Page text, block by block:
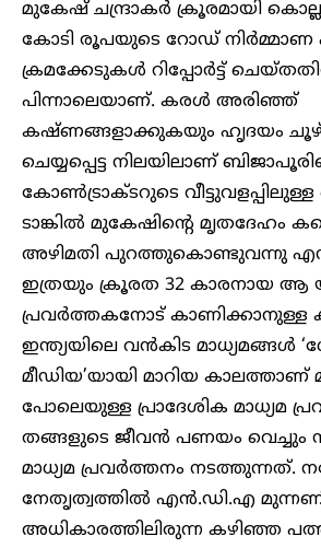
മുകേഷ് ചന്ദ്രാകർ ക്രൂരമായി
കോടി രൂപയുടെ റോഡ് നിർമ്മാണ
ക്രമക്കേടുകൾ റിപ്പോർട്ട്
പിന്നാലെയാണ്. കരൾ അരിഞ്ഞ്
കഷ്ണങ്ങളാക്കുകയും ഹൃദയം
ചെയ്യപ്പെട്ട നിലയിലാണ്
കോൺട്രാക്ടറുടെ വീട്ടുവളപ്പിലുള്ള
ടാങ്കിൽ മുകേഷിന്റെ മ‍ൃതദേഹം
അഴിമതി പുറത്തുകൊണ്ടുവന്നു
ഇത്രയും ക്രൂരത 32 കാരനായ ആ
പ്രവർത്തകനോട് കാണിക്കാനുള്ള
ഇന്ത്യയിലെ വൻകിട മാധ്യമങ്ങൾ
മീഡിയ’യായി മാറിയ
പോലെയുള്ള പ്രാദേശിക മാധ്യമ
തങ്ങളുടെ ജീവൻ പണയം വെച്ചും
മാധ്യമ പ്രവർത്തനം നടത്തുന്നത്.
നേതൃത്വത്തിൽ എൻ.ഡി.എ
അധികാരത്തിലിരുന്ന കഴിഞ്ഞ